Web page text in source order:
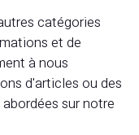
catégories
et de
à nous
d'articles ou des
sur notre